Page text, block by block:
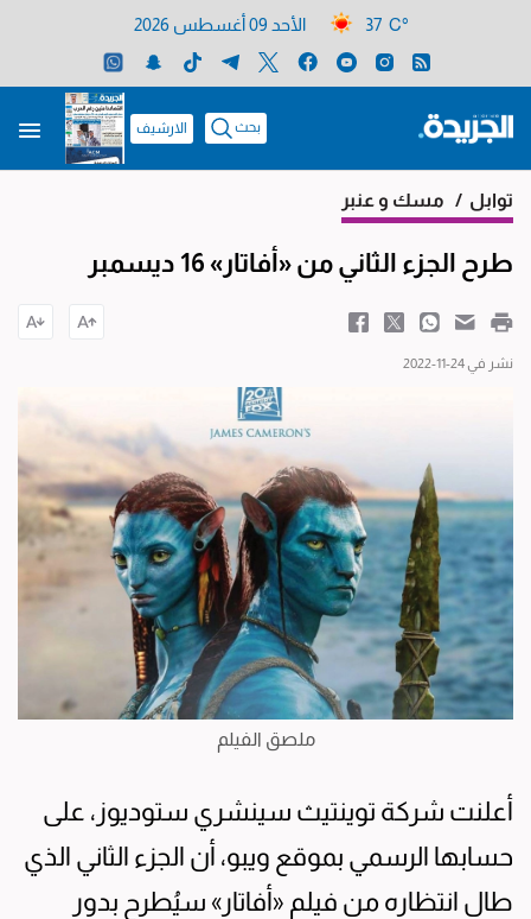
37 C° الأحد 09 أغسطس 2026
بحث الارشيف
توابل / مسك و عنبر
طرح الجزء الثاني من «أفاتار» 16 ديسمبر
نشر في 24-11-2022
ملصق الفيلم
أعلنت شركة توينتيث سينشري ستوديوز، على
حسابها الرسمي بموقع ويبو، أن الجزء الثاني الذي
طال انتظاره من فيلم «أفاتار» سيُطرح بدور